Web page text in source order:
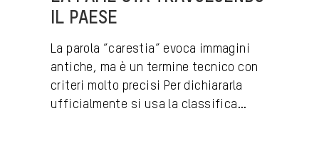
IL PAESE
La parola “carestia” evoca immagini
antiche, ma è un termine tecnico con
criteri molto precisi Per dichiararla
ufficialmente si usa la classifica...